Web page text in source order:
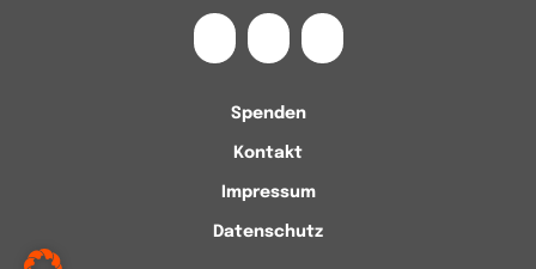
Spenden
Kontakt
Impressum
Datenschutz